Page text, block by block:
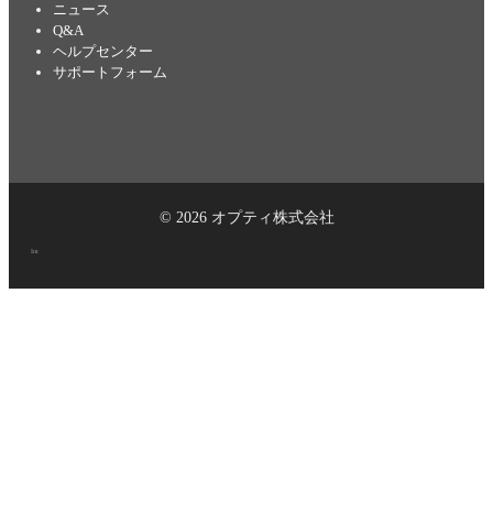
ニュース
Q&A
ヘルプセンター
サポートフォーム
© 2026 オプティ株式会社
Int